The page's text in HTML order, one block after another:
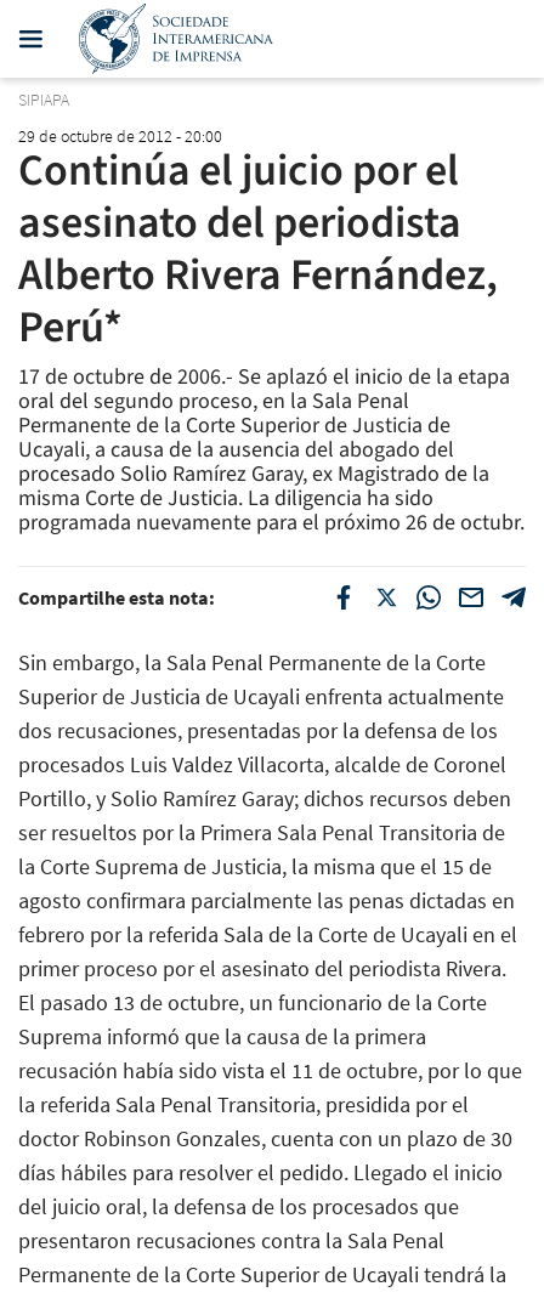
SIPIAPA
29 de octubre de 2012 - 20:00
Continúa el juicio por el
asesinato del periodista
Alberto Rivera Fernández,
Perú*
17 de octubre de 2006.- Se aplazó el inicio de la etapa
oral del segundo proceso, en la Sala Penal
Permanente de la Corte Superior de Justicia de
Ucayali, a causa de la ausencia del abogado del
procesado Solio Ramírez Garay, ex Magistrado de la
misma Corte de Justicia. La diligencia ha sido
programada nuevamente para el próximo 26 de octubr.
Compartilhe esta nota:
Sin embargo, la Sala Penal Permanente de la Corte
Superior de Justicia de Ucayali enfrenta actualmente
dos recusaciones, presentadas por la defensa de los
procesados Luis Valdez Villacorta, alcalde de Coronel
Portillo, y Solio Ramírez Garay; dichos recursos deben
ser resueltos por la Primera Sala Penal Transitoria de
la Corte Suprema de Justicia, la misma que el 15 de
agosto confirmara parcialmente las penas dictadas en
febrero por la referida Sala de la Corte de Ucayali en el
primer proceso por el asesinato del periodista Rivera.
El pasado 13 de octubre, un funcionario de la Corte
Suprema informó que la causa de la primera
recusación había sido vista el 11 de octubre, por lo que
la referida Sala Penal Transitoria, presidida por el
doctor Robinson Gonzales, cuenta con un plazo de 30
días hábiles para resolver el pedido. Llegado el inicio
del juicio oral, la defensa de los procesados que
presentaron recusaciones contra la Sala Penal
Permanente de la Corte Superior de Ucayali tendrá la